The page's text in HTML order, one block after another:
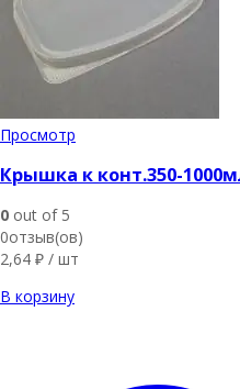
Просмотр
Крышка к конт.350-
0 out of 5
0отзыв(ов)
2,64 ₽ / шт
В корзину